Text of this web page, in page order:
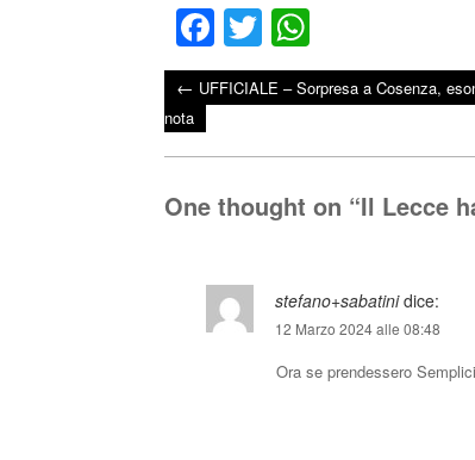
Fa
ce
bo
T
wi
tte
ha
ts
Post navigation
← UFFICIALE – Sorpresa a Cosenza,
nota
One thought on “Il Lecce
stefano+sabatini dice:
12 Marzo 2024 alle 08:48
Ora se prendessero